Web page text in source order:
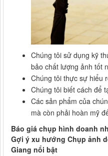
Chúng tôi sử dụng kỹ
bảo chất lượng ảnh tốt
Chúng tôi thực sự hiểu
Chúng tôi biết cách để
Các sản phẩm của
mà còn phải hoàn mỹ
Báo giá chụp hình doanh
Gợi ý xu hướng Chụp ảnh
Giang nổi bật